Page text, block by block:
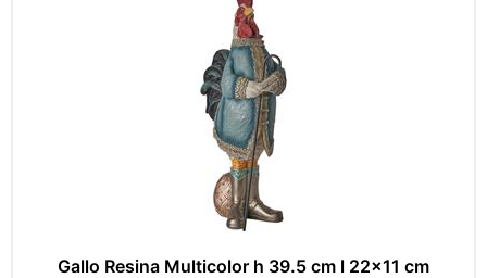
Gallo Resina Multicolor h 39.5 cm l 22x11 cm